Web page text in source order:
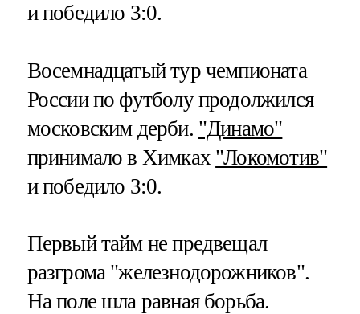
и победило 3:0.
Восемнадцатый тур чемпионата
России по футболу продолжился
московским дерби. "Динамо"
принимало в Химках "Локомотив"
и победило 3:0.
Первый тайм не предвещал
разгрома "железнодорожников".
На поле шла равная борьба.